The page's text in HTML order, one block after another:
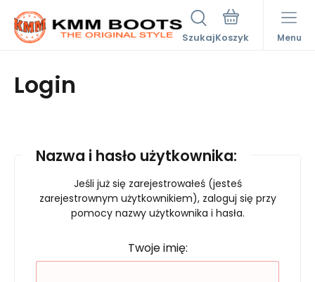
Szukaj Menu
Login
Nazwa i hasło użytkownika:
Jeśli już się zarejestrowałeś (jesteś
zarejestrownym użytkownikiem), zaloguj się przy
pomocy nazwy użytkownika i hasła.
Twoje imię: